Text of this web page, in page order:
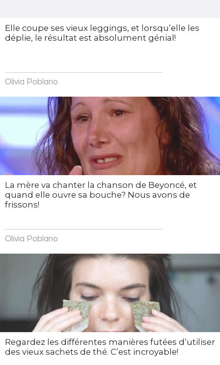
Elle coupe ses vieux leggings, et lorsqu’elle les
déplie, le résultat est absolument génial!
Olivia Poblano
La mère va chanter la chanson de Beyoncé, et
quand elle ouvre sa bouche? Nous avons de
frissons!
Olivia Poblano
Regardez les différentes manières futées d’utiliser
des vieux sachets de thé. C’est incroyable!